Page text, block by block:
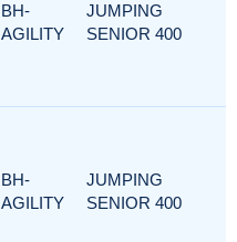
BH-
AGILITY
JUMPING
SENIOR 400
BH-
AGILITY
JUMPING
SENIOR 400